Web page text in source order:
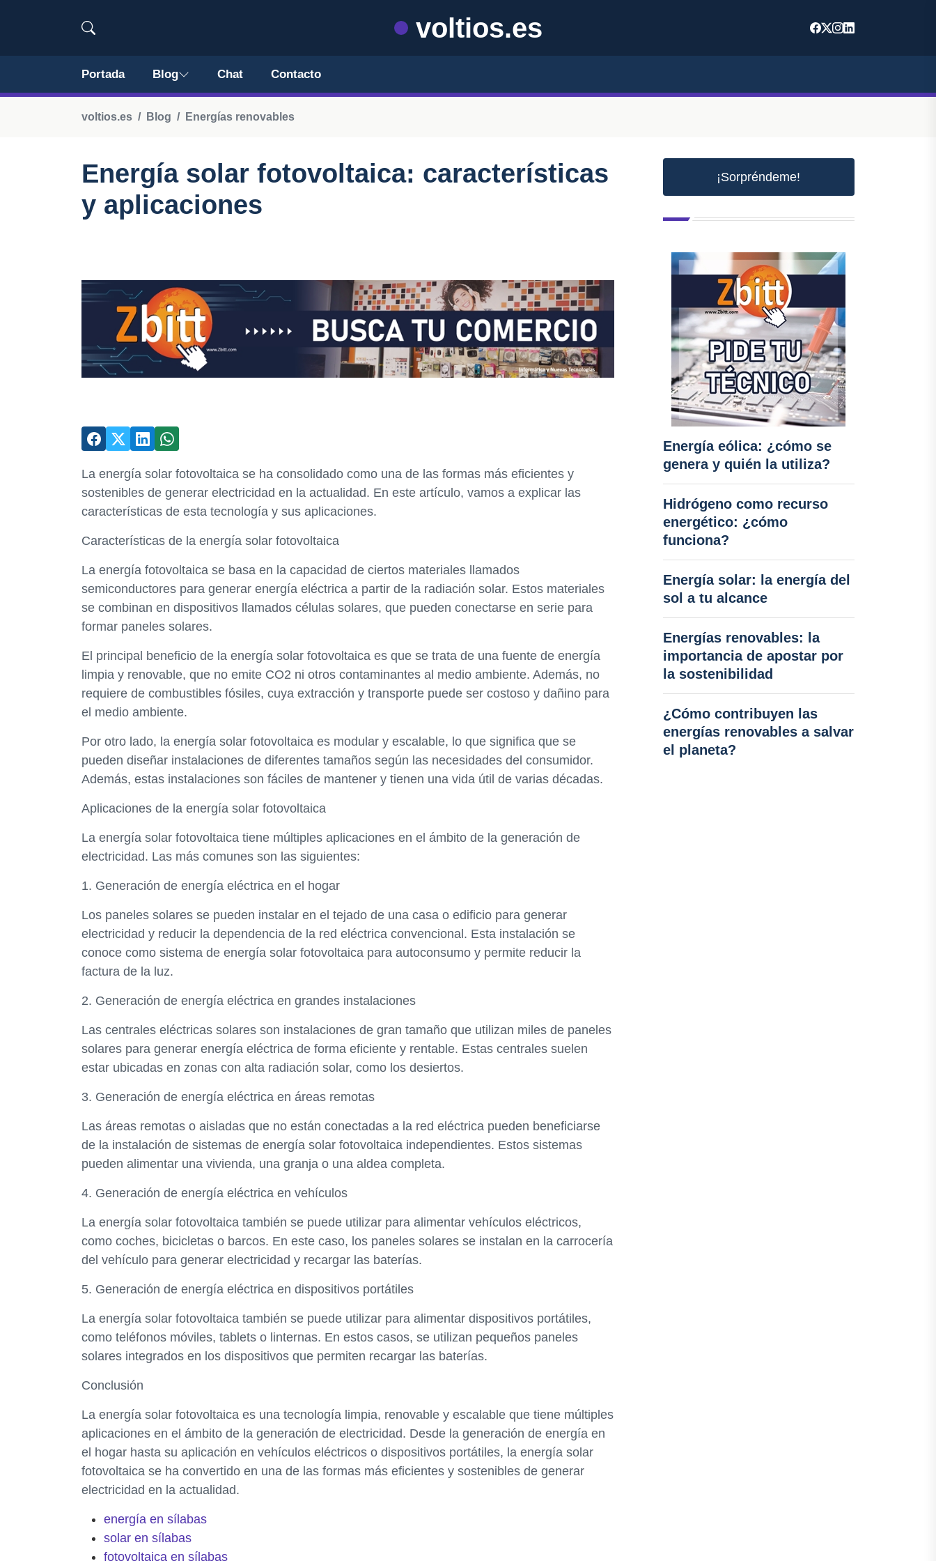
voltios.es
Portada Blog Chat Contacto
voltios.es Blog Energías renovables
Energía solar fotovoltaica: características
y aplicaciones
La energía solar fotovoltaica se ha consolidado como una de las formas más eficientes y
sostenibles de generar electricidad en la actualidad. En este artículo, vamos a explicar las
características de esta tecnología y sus aplicaciones.
Características de la energía solar fotovoltaica
La energía fotovoltaica se basa en la capacidad de ciertos materiales llamados
semiconductores para generar energía eléctrica a partir de la radiación solar. Estos materiales
se combinan en dispositivos llamados células solares, que pueden conectarse en serie para
formar paneles solares.
El principal beneficio de la energía solar fotovoltaica es que se trata de una fuente de energía
limpia y renovable, que no emite CO2 ni otros contaminantes al medio ambiente. Además, no
requiere de combustibles fósiles, cuya extracción y transporte puede ser costoso y dañino para
el medio ambiente.
Por otro lado, la energía solar fotovoltaica es modular y escalable, lo que significa que se
pueden diseñar instalaciones de diferentes tamaños según las necesidades del consumidor.
Además, estas instalaciones son fáciles de mantener y tienen una vida útil de varias décadas.
Aplicaciones de la energía solar fotovoltaica
La energía solar fotovoltaica tiene múltiples aplicaciones en el ámbito de la generación de
electricidad. Las más comunes son las siguientes:
1. Generación de energía eléctrica en el hogar
Los paneles solares se pueden instalar en el tejado de una casa o edificio para generar
electricidad y reducir la dependencia de la red eléctrica convencional. Esta instalación se
conoce como sistema de energía solar fotovoltaica para autoconsumo y permite reducir la
factura de la luz.
2. Generación de energía eléctrica en grandes instalaciones
Las centrales eléctricas solares son instalaciones de gran tamaño que utilizan miles de paneles
solares para generar energía eléctrica de forma eficiente y rentable. Estas centrales suelen
estar ubicadas en zonas con alta radiación solar, como los desiertos.
3. Generación de energía eléctrica en áreas remotas
Las áreas remotas o aisladas que no están conectadas a la red eléctrica pueden beneficiarse
de la instalación de sistemas de energía solar fotovoltaica independientes. Estos sistemas
pueden alimentar una vivienda, una granja o una aldea completa.
4. Generación de energía eléctrica en vehículos
La energía solar fotovoltaica también se puede utilizar para alimentar vehículos eléctricos,
como coches, bicicletas o barcos. En este caso, los paneles solares se instalan en la carrocería
del vehículo para generar electricidad y recargar las baterías.
5. Generación de energía eléctrica en dispositivos portátiles
La energía solar fotovoltaica también se puede utilizar para alimentar dispositivos portátiles,
como teléfonos móviles, tablets o linternas. En estos casos, se utilizan pequeños paneles
solares integrados en los dispositivos que permiten recargar las baterías.
Conclusión
La energía solar fotovoltaica es una tecnología limpia, renovable y escalable que tiene múltiples
aplicaciones en el ámbito de la generación de electricidad. Desde la generación de energía en
el hogar hasta su aplicación en vehículos eléctricos o dispositivos portátiles, la energía solar
fotovoltaica se ha convertido en una de las formas más eficientes y sostenibles de generar
electricidad en la actualidad.
energía en sílabas
solar en sílabas
fotovoltaica en sílabas
¡Sorpréndeme!
Energía eólica: ¿cómo se
genera y quién la utiliza?
Hidrógeno como recurso
energético: ¿cómo
funciona?
Energía solar: la energía del
sol a tu alcance
Energías renovables: la
importancia de apostar por
la sostenibilidad
¿Cómo contribuyen las
energías renovables a salvar
el planeta?